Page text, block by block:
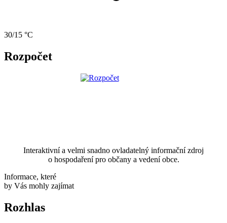
30/15 °C
Rozpočet
Interaktivní a velmi snadno ovladatelný informační zdroj
o hospodaření pro občany a vedení obce.
Informace, které
by Vás mohly zajímat
Rozhlas